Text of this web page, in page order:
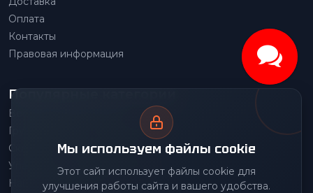
Мы используем файлы cookie
Этот сайт использует файлы cookie для
улучшения работы сайта и вашего удобства.
Оплата
Контакты
Правовая информация
Популярные категории
Весовое оборудование
Грузоподъемное оборудование
Складское оборудование
Упаковочное оборудование
Наше производство